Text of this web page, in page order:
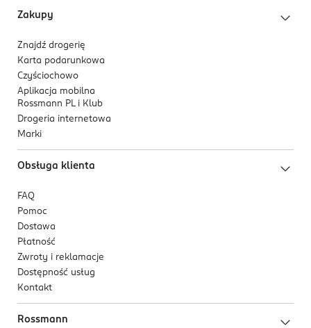
pomaga w utrzymaniu prawidłowych funkcji
Potas
krwi oraz w funkcjonowaniu układu nerwowego i
mięśni
Kod EAN
Zakupy
Znajdź drogerię
Karta podarunkowa
Czyściochowo
Aplikacja mobilna
Rossmann PL i Klub
Drogeria internetowa
Marki
Obsługa klienta
FAQ
Pomoc
Dostawa
Płatność
Zwroty i reklamacje
Dostępność usług
Kontakt
Rossmann